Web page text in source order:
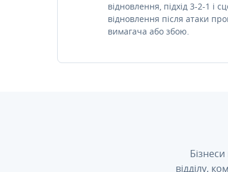
відновлення, підхід 3-2-1 і
відновлення після атаки
вимагача або збою.
відділу,